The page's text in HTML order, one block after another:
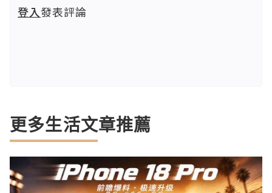
登入發表評論
更多生活文章推薦